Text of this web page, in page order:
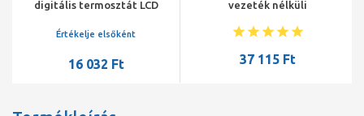
digitális termosztát LCD
Értékelje elsőként
16 032 Ft
vezeték nélküli
termosztát szett, elemes
37 115 Ft